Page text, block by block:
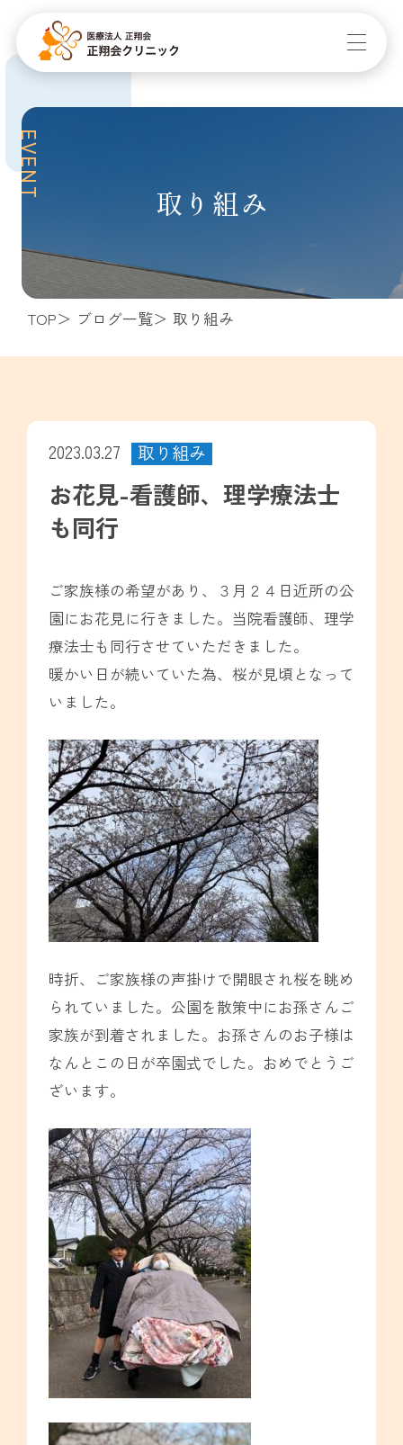
取り組み
EVENT
TOP ブログ一覧 取り組み
2023.03.27 取り組み
お花見-看護師、理学療法士
も同行
ご家族様の希望があり、３月２４日近所の公
園にお花見に行きました。当院看護師、理学
療法士も同行させていただきました。
暖かい日が続いていた為、桜が見頃となって
いました。
時折、ご家族様の声掛けで開眼され桜を眺め
られていました。公園を散策中にお孫さんご
家族が到着されました。お孫さんのお子様は
なんとこの日が卒園式でした。おめでとうご
ざいます。